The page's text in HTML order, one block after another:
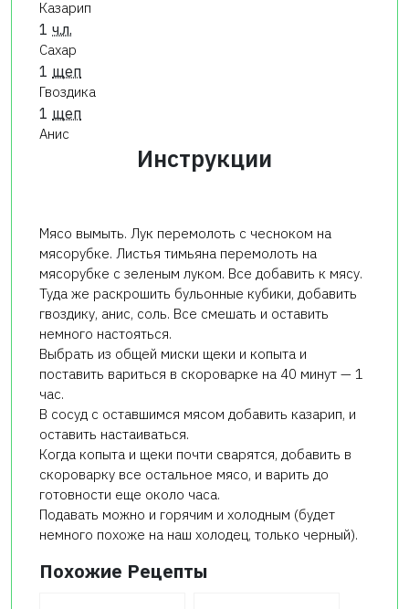
Казарип
1 ч.л.
Сахар
1 щеп
Гвоздика
1 щеп
Анис
Инструкции
Мясо вымыть. Лук перемолоть с чесноком на
мясорубке. Листья тимьяна перемолоть на
мясорубке с зеленым луком. Все добавить к мясу.
Туда же раскрошить бульонные кубики, добавить
гвоздику, анис, соль. Все смешать и оставить
немного настояться.
Выбрать из общей миски щеки и копыта и
поставить вариться в скороварке на 40 минут — 1
час.
В сосуд с оставшимся мясом добавить казарип, и
оставить настаиваться.
Когда копыта и щеки почти сварятся, добавить в
скороварку все остальное мясо, и варить до
готовности еще около часа.
Подавать можно и горячим и холодным (будет
немного похоже на наш холодец, только черный).
Похожие Рецепты